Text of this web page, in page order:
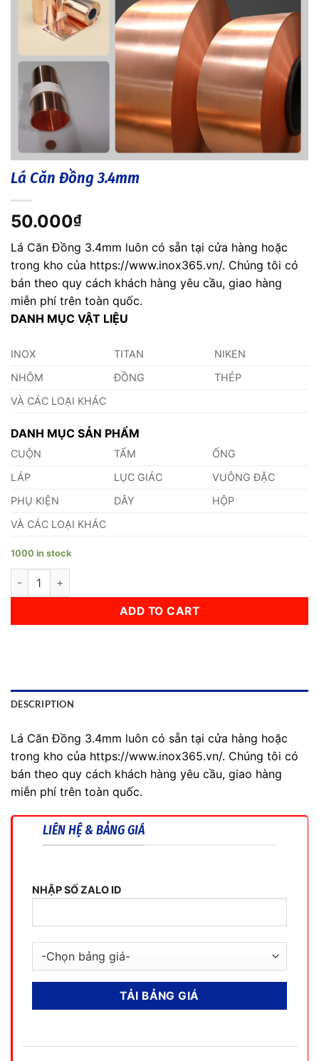
Lá Căn Đồng 3.4mm
50.000₫
Lá Căn Đồng 3.4mm luôn có sẵn tại cửa hàng hoặc
trong kho của https://www.inox365.vn/. Chúng tôi có
bán theo quy cách khách hàng yêu cầu, giao hàng
miễn phí trên toàn quốc.
DANH MỤC VẬT LIỆU
INOX TITAN
NIKEN
NHÔM
ĐỒNG
THÉP
VÀ CÁC LOẠI KHÁC
DANH MỤC SẢN PHẨM
CUỘN TẤM
ỐNG
LÁP
LỤC GIÁC
VUÔNG ĐẶC
PHỤ KIỆN
DÂY
HỘP
VÀ CÁC LOẠI KHÁC
1000 in stock
Lá Căn Đồng 3.4mm quantity
ADD TO CART
DESCRIPTION
Lá Căn Đồng 3.4mm luôn có sẵn tại cửa hàng hoặc
trong kho của https://www.inox365.vn/. Chúng tôi có
bán theo quy cách khách hàng yêu cầu, giao hàng
miễn phí trên toàn quốc.
LIÊN HỆ & BẢNG GIÁ
NHẬP SỐ ZALO ID